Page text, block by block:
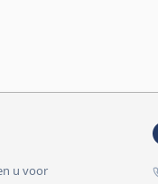
u voor